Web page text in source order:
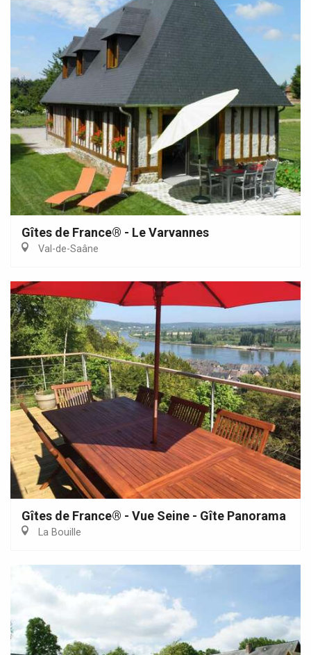
Gîtes de France® - Le Varvannes
Val-de-Saâne
Gîtes de France® - Vue Seine - Gîte Panorama
La Bouille